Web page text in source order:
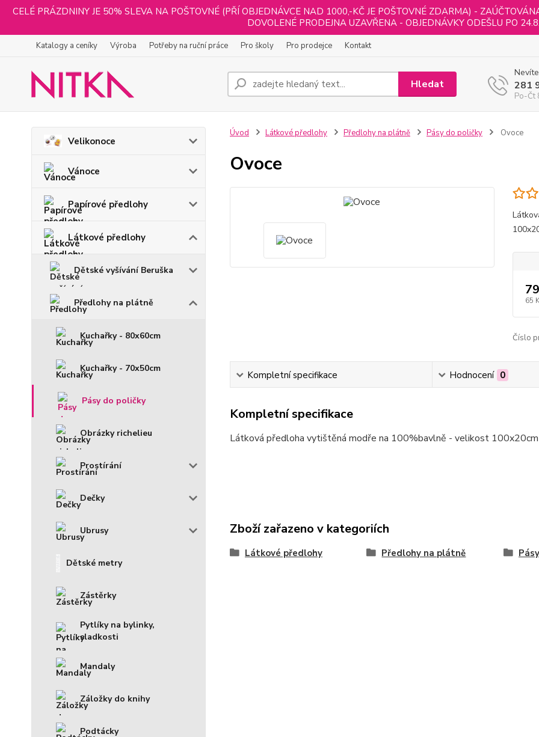
CELÉ PRÁZDNINY JE 50% SLEVA NA POŠTOVNÉ (PŘÍ OBJEDNÁVCE NAD 1000,-KČ JE POŠTOVNÉ ZDARMA) -
DOVOLENÉ PRODEJNA UZAVŘENA - OBJEDNÁVKY ODEŠLU PO
Katalogy a ceníky Výroba Potřeby na ruční práce Pro školy Pro prodejce Kontakt
Hledat 281
Po-Čt
Velikonoce
Vánoce
Papírové předlohy
Látkové předlohy
Dětské vyšívání Beruška
Předlohy na plátně
Kuchařky - 80x60cm
Kuchařky - 70x50cm
Pásy do poličky
Obrázky richelieu
Prostírání
Dečky
Ubrusy
Dětské metry
Zástěrky
Pytlíky na bylinky,
sladkosti
Mandaly
Záložky do knihy
Podtácky
Úvod Látkové předlohy Předlohy na plátně Pásy do poličky Ovoce
Ovoce
65
Číslo
Kompletní specifikace Hodnocení 0
Kompletní specifikace
Látková předloha vytištěná modře na 100%bavlně - velikost 100x20cm
Zboží zařazeno v kategoriích
Látkové předlohy Předlohy na plátně